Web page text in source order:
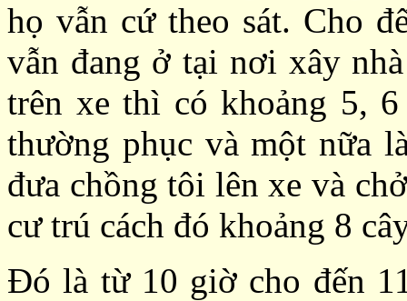
họ vẫn cứ theo sát. Cho
vẫn đang ở tại nơi xây
trên xe thì có khoảng 5,
thường phục và một nữa
đưa chồng tôi lên xe và
cư trú cách đó khoảng 8
Đó là từ 10 giờ cho đến